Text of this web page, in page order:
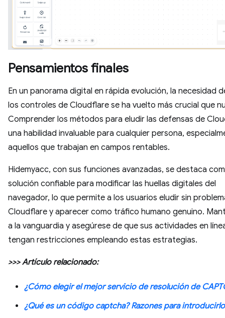
Pensamientos finales
En un panorama digital en rápida evolución, la necesidad
los controles de Cloudflare se ha vuelto más crucial que
Comprender los métodos para eludir las defensas de
una habilidad invaluable para cualquier persona,
aquellos que trabajan en campos rentables.
Hidemyacc, con sus funciones avanzadas, se destaca
solución confiable para modificar las huellas digitales del
navegador, lo que permite a los usuarios eludir sin
Cloudflare y aparecer como tráfico humano genuino.
a la vanguardia y asegúrese de que sus actividades en
tengan restricciones empleando estas estrategias.
>>> Artículo relacionado:
¿Cómo elegir el mejor servicio de resolución de
¿Qué es un código captcha? Razones para introducirlo